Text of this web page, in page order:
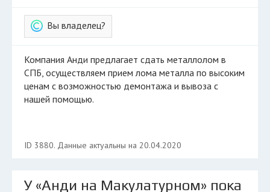
Вы владелец?
Компания Анди предлагает сдать металлолом в
СПБ, осуществляем прием лома металла по высоким
ценам с возможностью демонтажа и вывоза с
нашей помощью.
ID 3880. Данные актуальны на 20.04.2020
У «Анди на Макулатурном» пока